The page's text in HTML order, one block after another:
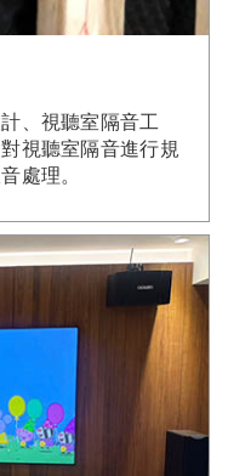
、視聽室隔音工
視聽室隔音進行規
處理。